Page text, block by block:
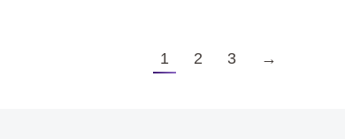
1 2 3 →